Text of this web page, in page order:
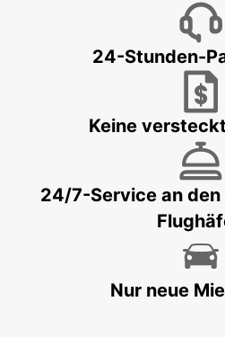
PIARCO INTERNATIONAL
PORT OF SPAIN - TRINIDAD
THE ARCADE - HILTON
24-Stunden-
Keine
24/7-Service an
Nur neue